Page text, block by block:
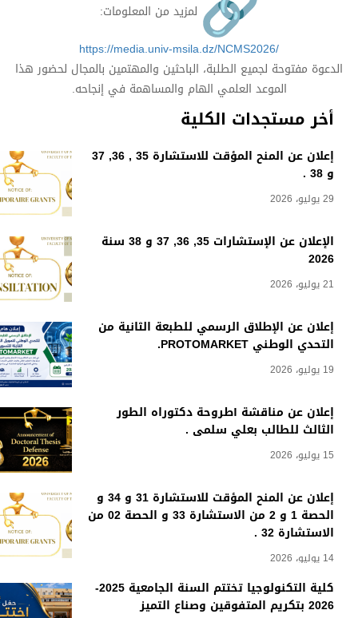
أخر مستجدات الكلية
إعلان عن المنح المؤقت للاستشارة 35 , 36, 37
و 38 .
29 يوليو، 2026
الإعلان عن الإستشارات 35, 36, 37 و 38 سنة
2026
21 يوليو، 2026
إعلان عن الإطلاق الرسمي للطبعة الثانية من
التحدي الوطني PROTOMARKET.
19 يوليو، 2026
إعلان عن مناقشة أطروحة دكتوراه الطور
الثالث للطالب بعلي سلمى .
15 يوليو، 2026
إعلان عن المنح المؤقت للاستشارة 31 و 34 و
الحصة 1 و 2 من الاستشارة 33 و الحصة 02 من
الاستشارة 32 .
14 يوليو، 2026
كلية التكنولوجيا تختتم السنة الجامعية 2025-
2026 بتكريم المتفوقين وصناع التميز
لمزيد من المعلومات:
https://media.univ-msila.dz/NCMS2026/
الدعوة مفتوحة لجميع الطلبة، الباحثين والمهتمين بالمجال لحضور هذا
الموعد العلمي الهام والمساهمة في إنجاحه.